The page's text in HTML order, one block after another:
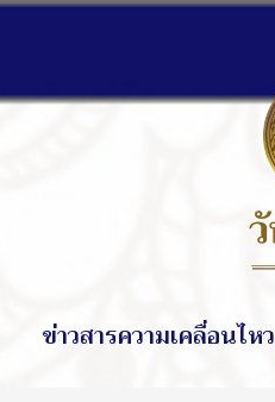
ข่าวสารความเคลื่อนไหว